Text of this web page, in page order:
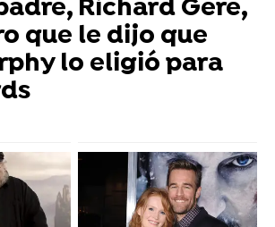
Richard Gere,
que le dijo que
lo eligió para